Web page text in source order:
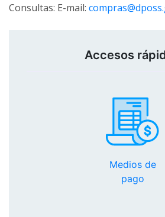
Consultas: E-mail:
Accesos
Medios de
pago